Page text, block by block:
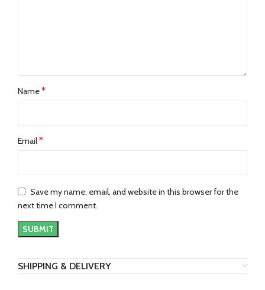
Name*
Email*
Save my name, email, and website in this browser for the
next time I comment.
SHIPPING & DELIVERY